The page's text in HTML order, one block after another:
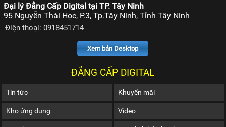
Đại lý Đẳng Cấp Digital tại TP. Tây Ninh
95 Nguyễn Thái Học, P.3, Tp.Tây Ninh, Tỉnh Tây Ninh
Điện thoại: 0918451714
Xem bản Desktop
ĐẲNG CẤP DIGITAL
Tin tức Khuyến mãi
Kho ứng dụng Video